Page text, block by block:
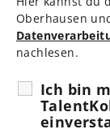
Oberhausen
nachlesen.
Ich bin